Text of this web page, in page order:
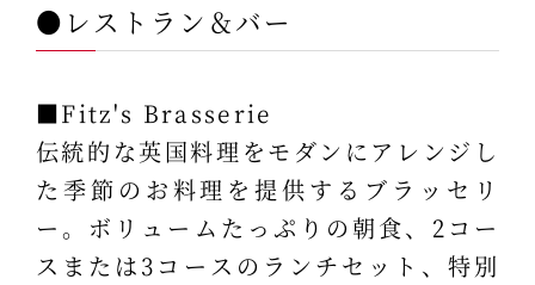
●レストラン＆バー
■Fitz's Brasserie
伝統的な英国料理をモダンにアレンジし
た季節のお料理を提供するブラッセリ
ー。ボリュームたっぷりの朝食、2コー
スまたは3コースのランチセット、特別